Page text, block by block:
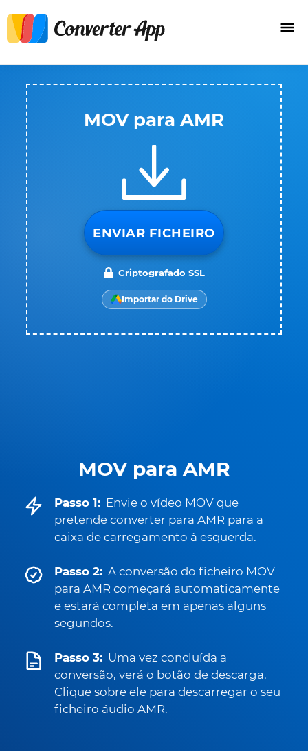
MOV para AMR
Passo 1: Envie o vídeo MOV que
pretende converter para AMR para a
caixa de carregamento à esquerda.
Passo 2: A conversão do ficheiro MOV
para AMR começará automaticamente
e estará completa em apenas alguns
segundos.
Passo 3: Uma vez concluída a
conversão, verá o botão de descarga.
Clique sobre ele para descarregar o seu
ficheiro áudio AMR.
MOV para AMR
ENVIAR FICHEIRO
Criptografado SSL
Importar do Drive